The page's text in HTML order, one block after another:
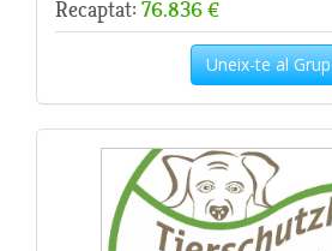
Recaptat: 76.836 €
Uneix-te al Grup